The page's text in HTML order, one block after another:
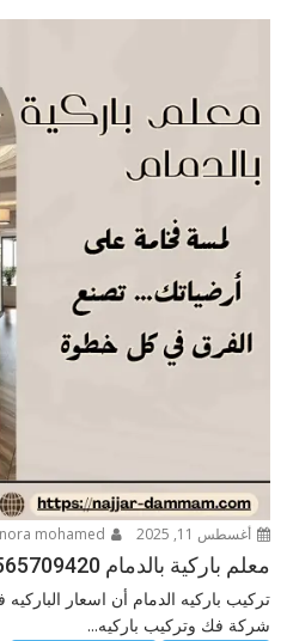
أغسطس 11, 2025
معلم باركية بالدمام 0565709420
تركيب باركيه الدمام أن اسعار
شركة فك وتركيب باركيه...